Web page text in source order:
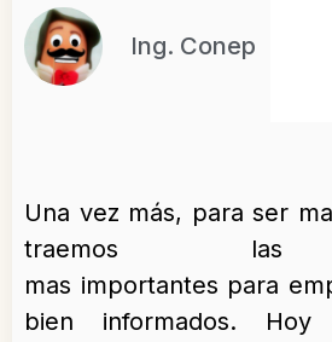
Ing. Conep
Una vez más, para ser
traemos las
mas importantes para
bien informados. Hoy